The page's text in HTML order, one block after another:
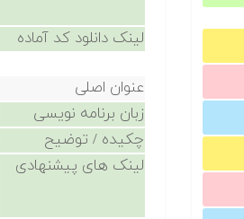
لینک دانلود کد آماده
عنوان اصلی
زبان برنامه نویسی
چکیده / توضیح
لینک های پیشنهادی